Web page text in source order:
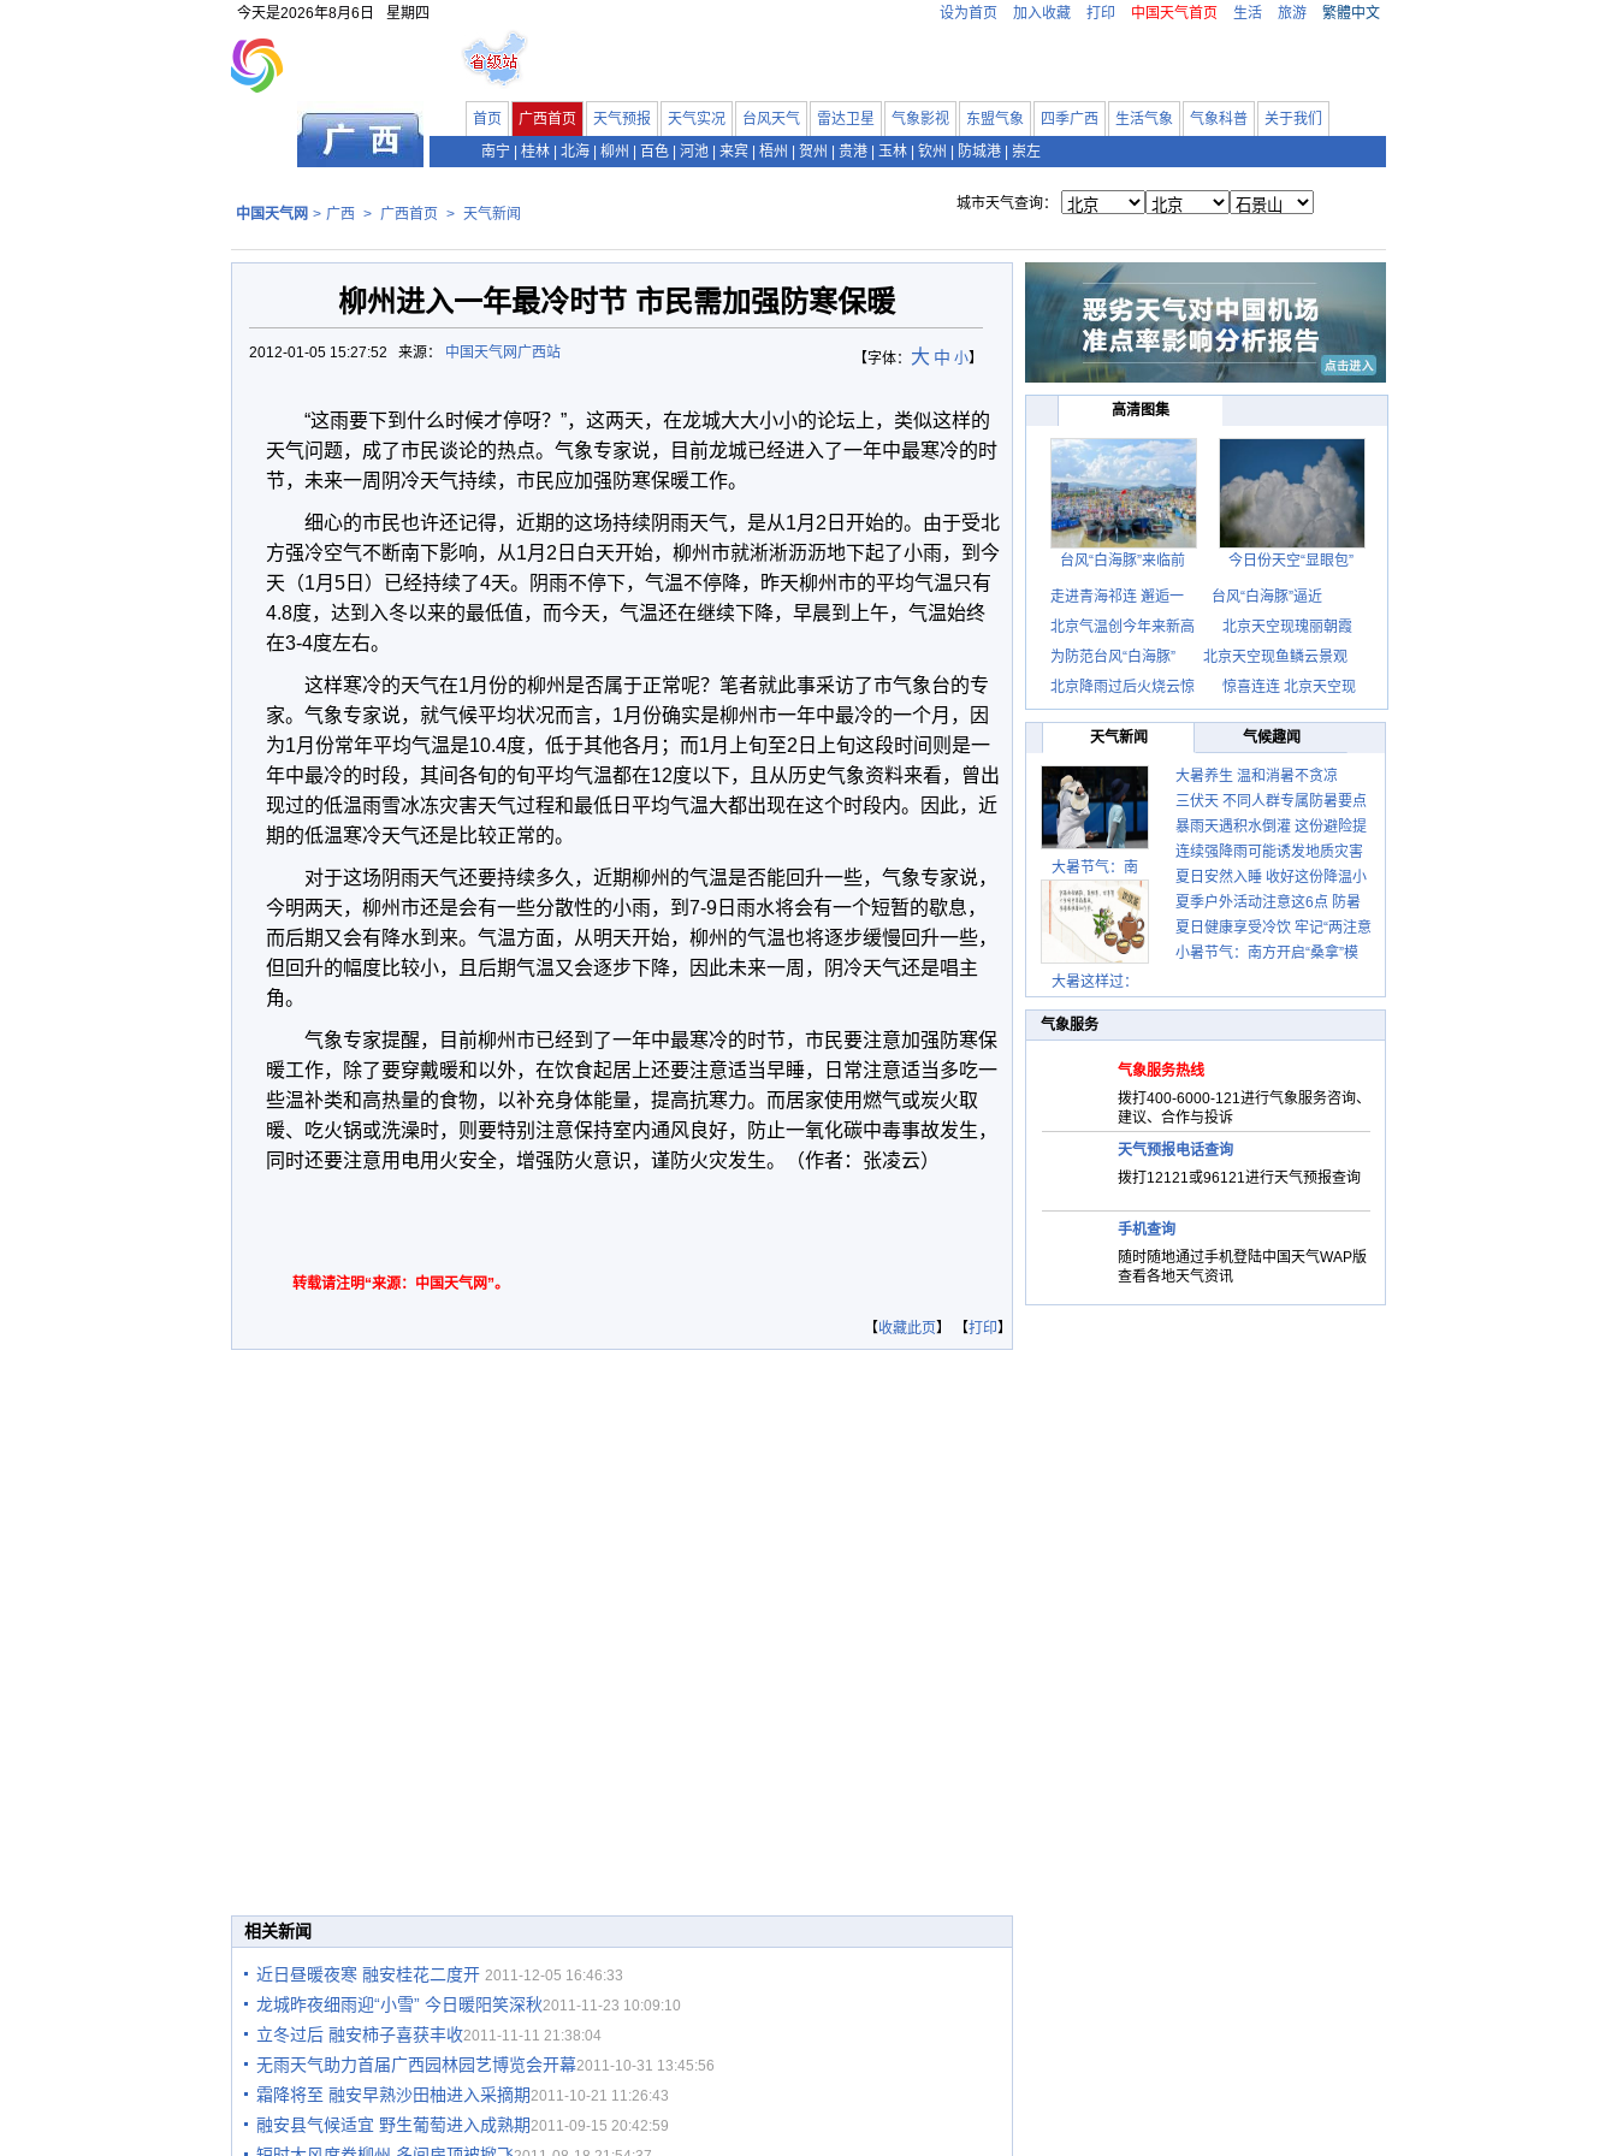
今天是2026年8月6日 星期四 设为首页 加入收藏 打印 中国天气首页 生活 旅游 繁體中文
首页 广西首页 天气预报 天气实况 台风天气 雷达卫星 气象影视 东盟气象 四季广西 生活气象 气象科普
关于我们
南宁
桂林 北海 柳州 百色 河池 来宾 梧州 贺州 贵港 玉林 钦州 防城港 崇左
中国天气网 > 广西 > 广西首页 > 天气新闻
城市天气查询：
柳州进入一年最冷时节 市民需加强防寒保暖
【字体： 大 中 小】
2012-01-05 15:27:52 来源： 中国天气网广西站
“这雨要下到什么时候才停呀？”，这两天，在龙城大大小小的论坛上，类似这样的
天气问题，成了市民谈论的热点。气象专家说，目前龙城已经进入了一年中最寒冷的时
节，未来一周阴冷天气持续，市民应加强防寒保暖工作。
细心的市民也许还记得，近期的这场持续阴雨天气，是从1月2日开始的。由于受北
方强冷空气不断南下影响，从1月2日白天开始，柳州市就淅淅沥沥地下起了小雨，到今
天（1月5日）已经持续了4天。阴雨不停下，气温不停降，昨天柳州市的平均气温只有
4.8度，达到入冬以来的最低值，而今天，气温还在继续下降，早晨到上午，气温始终
在3-4度左右。
这样寒冷的天气在1月份的柳州是否属于正常呢？笔者就此事采访了市气象台的专
家。气象专家说，就气候平均状况而言，1月份确实是柳州市一年中最冷的一个月，因
为1月份常年平均气温是10.4度，低于其他各月；而1月上旬至2日上旬这段时间则是一
年中最冷的时段，其间各旬的旬平均气温都在12度以下，且从历史气象资料来看，曾出
现过的低温雨雪冰冻灾害天气过程和最低日平均气温大都出现在这个时段内。因此，近
期的低温寒冷天气还是比较正常的。
对于这场阴雨天气还要持续多久，近期柳州的气温是否能回升一些，气象专家说，
今明两天，柳州市还是会有一些分散性的小雨，到7-9日雨水将会有一个短暂的歇息，
而后期又会有降水到来。气温方面，从明天开始，柳州的气温也将逐步缓慢回升一些，
但回升的幅度比较小，且后期气温又会逐步下降，因此未来一周，阴冷天气还是唱主
角。
气象专家提醒，目前柳州市已经到了一年中最寒冷的时节，市民要注意加强防寒保
暖工作，除了要穿戴暖和以外，在饮食起居上还要注意适当早睡，日常注意适当多吃一
些温补类和高热量的食物，以补充身体能量，提高抗寒力。而居家使用燃气或炭火取
暖、吃火锅或洗澡时，则要特别注意保持室内通风良好，防止一氧化碳中毒事故发生，
同时还要注意用电用火安全，增强防火意识，谨防火灾发生。（作者：张凌云）
转载请注明“来源：中国天气网”。
【收藏此页】 【打印】
相关新闻
近日昼暖夜寒 融安桂花二度开 2011-12-05 16:46:33
龙城昨夜细雨迎“小雪” 今日暖阳笑深秋2011-11-23 10:09:10
立冬过后 融安柿子喜获丰收2011-11-11 21:38:04
无雨天气助力首届广西园林园艺博览会开幕2011-10-31 13:45:56
霜降将至 融安早熟沙田柚进入采摘期2011-10-21 11:26:43
融安县气候适宜 野生葡萄进入成熟期2011-09-15 20:42:59
高清图集
台风“白海豚”来临前 今日份天空“显眼包”
走进青海祁连 邂逅一
台风“白海豚”逼近
北京气温创今年来新高
北京天空现瑰丽朝霞
为防范台风“白海豚”
北京天空现鱼鳞云景观
北京降雨过后火烧云惊
惊喜连连 北京天空现
天气新闻 气候趣闻
大暑节气：南
大暑这样过：
大暑养生 温和消暑不贪凉
三伏天 不同人群专属防暑要点
请收好
暴雨天遇积水倒灌 这份避险提
示请收好
连续强降雨可能诱发地质灾害
这些前兆要知道
夏日安然入睡 收好这份降温小
贴士
夏季户外活动注意这6点 防暑
健身两不误
夏日健康享受冷饮 牢记“两注意
一控制”
小暑节气：南方开启“桑拿”模
气象服务
气象服务热线
拨打400-6000-121进行气象服务咨询、
建议、合作与投诉
天气预报电话查询
拨打12121或96121进行天气预报查询
手机查询
随时随地通过手机登陆中国天气WAP版
查看各地天气资讯